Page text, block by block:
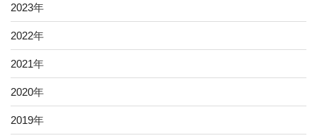
2023年
2022年
2021年
2020年
2019年